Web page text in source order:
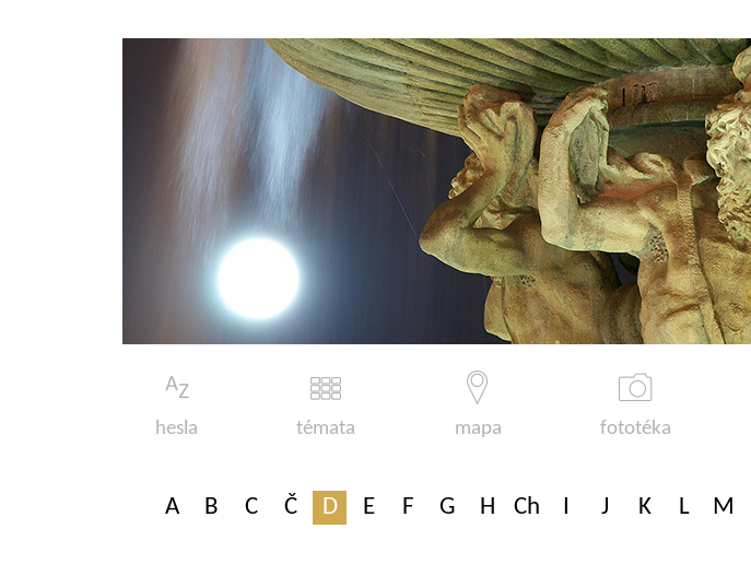
hesla témata mapa fototéka
A B C Č D E F G H Ch I J K L M